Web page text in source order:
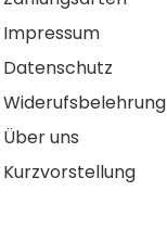
Impressum
Datenschutz
Widerufsbelehrung
Über uns
Kurzvorstellung